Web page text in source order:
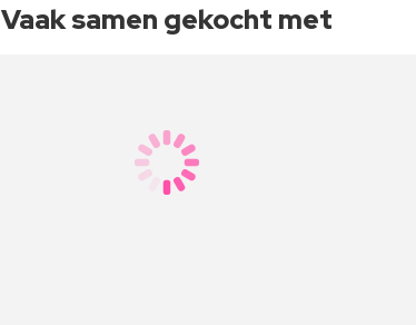
Vaak samen gekocht met